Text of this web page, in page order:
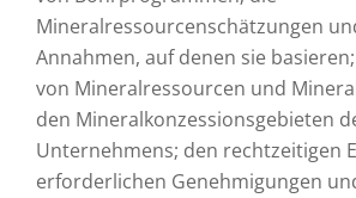
Mineralressourcenschätzungen
Annahmen, auf denen sie
von Mineralressourcen und
den Mineralkonzessionsgebieten
Unternehmens; den rechtzeitigen
erforderlichen Genehmigungen